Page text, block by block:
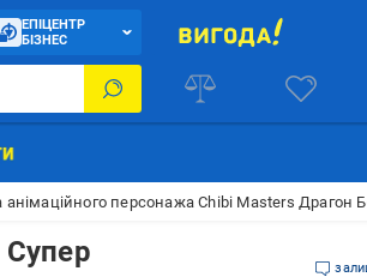
ЕПІЦЕНТР
БІЗНЕС
анімаційного персонажа Chibi Masters Драгон
Супер